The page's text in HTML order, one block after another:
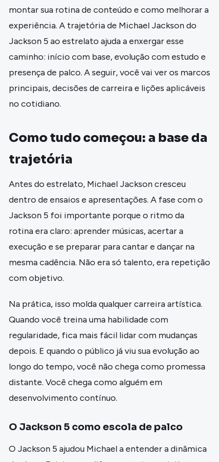
montar sua rotina de conteúdo e como melhorar a
experiência. A trajetória de Michael Jackson do
Jackson 5 ao estrelato ajuda a enxergar esse
caminho: início com base, evolução com estudo e
presença de palco. A seguir, você vai ver os marcos
principais, decisões de carreira e lições aplicáveis
no cotidiano.
Como tudo começou: a base da
trajetória
Antes do estrelato, Michael Jackson cresceu
dentro de ensaios e apresentações. A fase com o
Jackson 5 foi importante porque o ritmo da
rotina era claro: aprender músicas, acertar a
execução e se preparar para cantar e dançar na
mesma cadência. Não era só talento, era repetição
com objetivo.
Na prática, isso molda qualquer carreira artística.
Quando você treina uma habilidade com
regularidade, fica mais fácil lidar com mudanças
depois. E quando o público já viu sua evolução ao
longo do tempo, você não chega como promessa
distante. Você chega como alguém em
desenvolvimento contínuo.
O Jackson 5 como escola de palco
O Jackson 5 ajudou Michael a entender a dinâmica